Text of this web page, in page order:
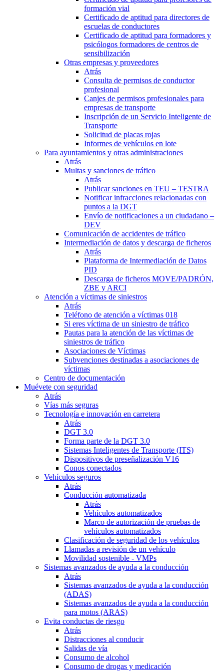
formación vial
Certificado de aptitud para directores de
escuelas de conductores
Certificado de aptitud para formadores y
psicólogos formadores de centros de
sensibilización
Otras empresas y proveedores
Atrás
Consulta de permisos de conductor
profesional
Canjes de permisos profesionales para
empresas de transporte
Inscripción de un Servicio Inteligente de
Transporte
Solicitud de placas rojas
Informes de vehículos en lote
Para ayuntamientos y otras administraciones
Atrás
Multas y sanciones de tráfico
Atrás
Publicar sanciones en TEU – TESTRA
Notificar infracciones relacionadas con
puntos a la DGT
Envío de notificaciones a un ciudadano –
DEV
Comunicación de accidentes de tráfico
Intermediación de datos y descarga de ficheros
Atrás
Plataforma de Intermediación de Datos
PID
Descarga de ficheros MOVE/PADRÓN,
ZBE y ARCI
Atención a víctimas de siniestros
Atrás
Teléfono de atención a víctimas 018
Si eres víctima de un siniestro de tráfico
Pautas para la atención de las víctimas de
siniestros de tráfico
Asociaciones de Víctimas
Subvenciones destinadas a asociaciones de
víctimas
Centro de documentación
Muévete con seguridad
Atrás
Vías más seguras
Tecnología e innovación en carretera
Atrás
DGT 3.0
Forma parte de la DGT 3.0
Sistemas Inteligentes de Transporte (ITS)
Dispositivos de preseñalización V16
Conos conectados
Vehículos seguros
Atrás
Conducción automatizada
Atrás
Vehículos automatizados
Marco de autorización de pruebas de
vehículos automatizados
Clasificación de seguridad de los vehículos
Llamadas a revisión de un vehículo
Movilidad sostenible - VMPs
Sistemas avanzados de ayuda a la conducción
Atrás
Sistemas avanzados de ayuda a la conducción
(ADAS)
Sistemas avanzados de ayuda a la conducción
para motos (ARAS)
Evita conductas de riesgo
Atrás
Distracciones al conducir
Salidas de vía
Consumo de alcohol
Consumo de drogas y medicación